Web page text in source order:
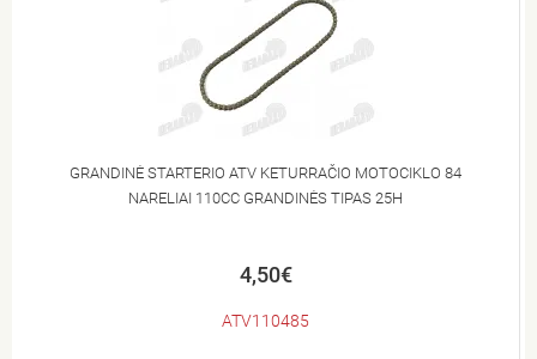
GRANDINĖ STARTERIO ATV KETURRAČIO MOTOCIKLO 84
NARELIAI 110CC GRANDINĖS TIPAS 25H
4,50€
ATV110485